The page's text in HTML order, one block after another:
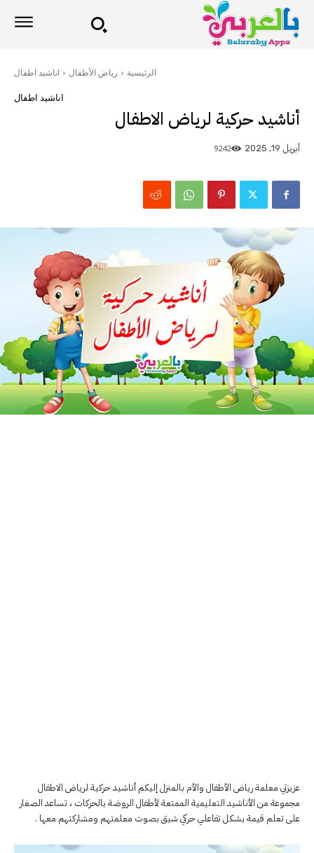
الرئيسية رياض الأطفال اناشيد اطفال
اناشيد اطفال
أناشيد حركية لرياض الاطفال
أبريل 19, 2025 9242
عزيزتي معلمة رياض الأطفال والأم بالمنزل إليكم أناشيد حركية لرياض الاطفال
مجموعة من الأناشيد التعليمية الممتعة لأطفال الروضة بالحركات ، تساعد الصغار
على تعلم قيمة بشكل تفاعلي حركي شيق بصوت معلمتهم ومشاركتهم معها .